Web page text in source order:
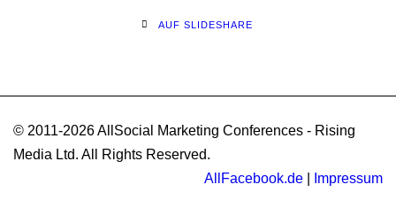
AUF SLIDESHARE
© 2011-2026 AllSocial Marketing Conferences - Rising
Media Ltd. All Rights Reserved.
AllFacebook.de
Impressum